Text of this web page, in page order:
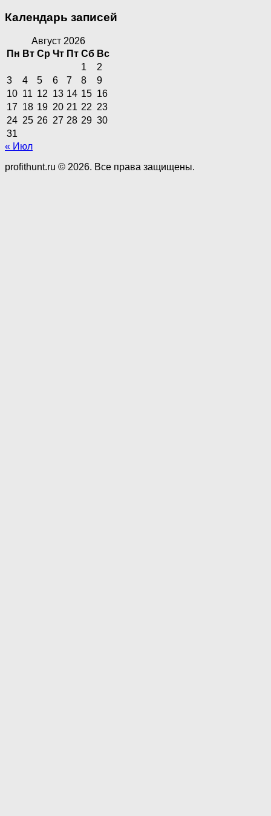
Календарь записей
Август 2026
Пн Вт Ср Чт Пт Сб Вс
1
2
3
4 5 6 7 8
9
10 11 12 13 14 15 16
17 18 19 20 21 22 23
24 25 26 27 28 29 30
31
« Июл
profithunt.ru © 2026. Все права защищены.